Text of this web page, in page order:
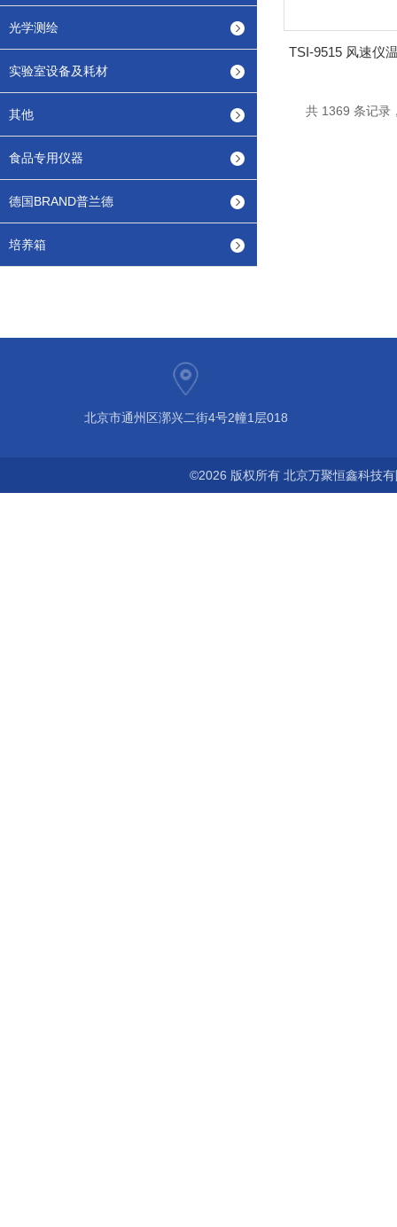
光学测绘
实验室设备及耗材
其他
食品专用仪器
德国BRAND普兰德
培养箱
共 1369 条记
北京市通州区漷兴二街4号2幢1层018
©2026 版权所有 北京万聚恒鑫科技